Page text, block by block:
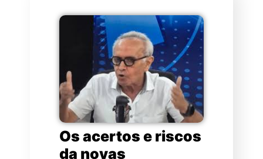
Os acertos e riscos
da novas